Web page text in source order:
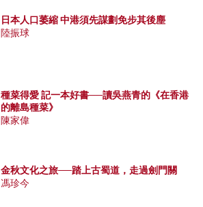
日本人口萎縮 中港須先謀劃免步其後塵
陸振球
種菜得愛 記一本好書──讀吳燕青的《在香港
的離島種菜》
陳家偉
金秋文化之旅──踏上古蜀道，走過劍門關
馮珍今